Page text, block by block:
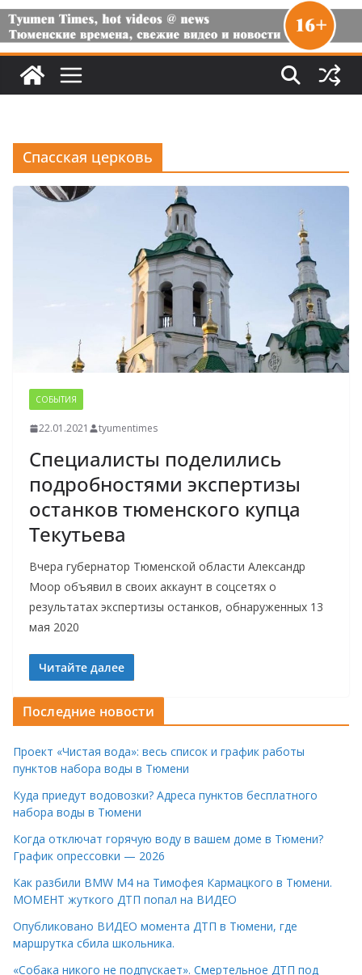
Спасская церковь
СОБЫТИЯ
22.01.2021 tyumentimes
Специалисты поделились
подробностями экспертизы
останков тюменского купца
Текутьева
Вчера губернатор Тюменской области Александр
Моор объявил в своих аккаунт в соцсетях о
результатах экспертизы останков, обнаруженных 13
мая 2020
Читайте далее
Последние новости
Проект «Чистая вода»: весь список и график работы
пунктов набора воды в Тюмени
Куда приедут водовозки? Адреса пунктов бесплатного
набора воды в Тюмени
Когда отключат горячую воду в вашем доме в Тюмени?
График опрессовки — 2026
Как разбили BMW M4 на Тимофея Кармацкого в Тюмени.
МОМЕНТ жуткого ДТП попал на ВИДЕО
Опубликовано ВИДЕО момента ДТП в Тюмени, где
маршрутка сбила школьника.
«Собака никого не подпускает». Смертельное ДТП под